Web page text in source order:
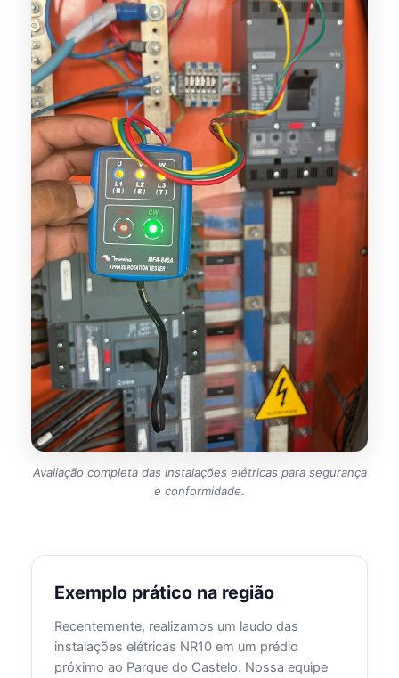
Avaliação completa das instalações elétricas para segurança
e conformidade.
Exemplo prático na região
Recentemente, realizamos um laudo das
instalações elétricas NR10 em um prédio
próximo ao Parque do Castelo. Nossa equipe